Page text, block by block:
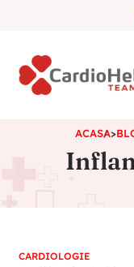
ACASA>
CARDIOLOGIE